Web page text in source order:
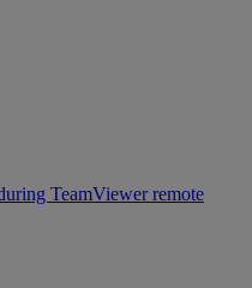
TeamViewer remote